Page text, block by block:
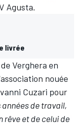
Agusta.
livrée
Verghera en
nouée
Cuzari pour
années de travail,
rêve et de celui de